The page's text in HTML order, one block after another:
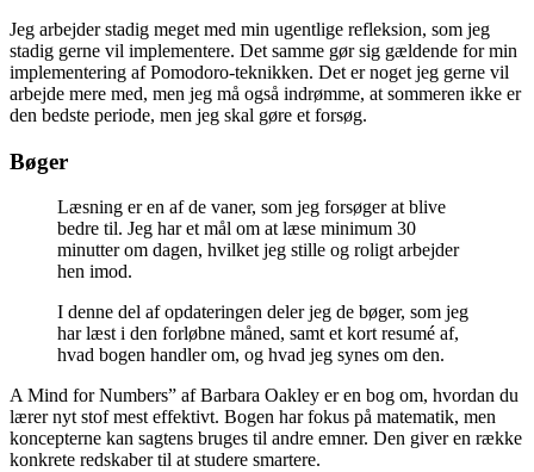
Jeg arbejder stadig meget med min ugentlige refleksion, som jeg
stadig gerne vil implementere. Det samme gør sig gældende for min
implementering af Pomodoro-teknikken. Det er noget jeg gerne vil
arbejde mere med, men jeg må også indrømme, at sommeren ikke er
den bedste periode, men jeg skal gøre et forsøg.
Bøger
Læsning er en af de vaner, som jeg forsøger at blive
bedre til. Jeg har et mål om at læse minimum 30
minutter om dagen, hvilket jeg stille og roligt arbejder
hen imod.
I denne del af opdateringen deler jeg de bøger, som jeg
har læst i den forløbne måned, samt et kort resumé af,
hvad bogen handler om, og hvad jeg synes om den.
A Mind for Numbers” af Barbara Oakley er en bog om, hvordan du
lærer nyt stof mest effektivt. Bogen har fokus på matematik, men
koncepterne kan sagtens bruges til andre emner. Den giver en række
konkrete redskaber til at studere smartere.